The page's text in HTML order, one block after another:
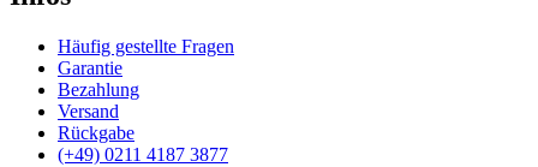
Häufig gestellte Fragen
Garantie
Bezahlung
Versand
Rückgabe
(+49) 0211 4187 3877